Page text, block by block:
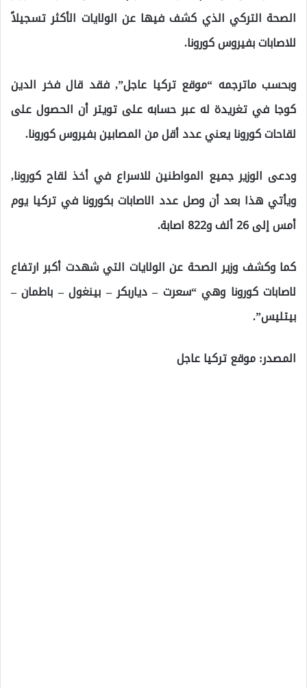
الصحة التركي الذي كشف فيها عن الولايات الأكثر تسجيلاً
للاصابات بفيروس كورونا.
وبحسب ماترجمه “موقع تركيا عاجل”, فقد قال فخر الدين
كوجا في تغريدة له عبر حسابه على تويتر أن الحصول على
لقاحات كورونا يعني عدد أقل من المصابين بفيروس كورونا.
ودعى الوزير جميع المواطنين للاسراع في أخذ لقاح كورونا,
ويأتي هذا بعد أن وصل عدد الاصابات بكورونا في تركيا يوم
أمس إلى 26 ألف و822 اصابة.
كما وكشف وزير الصحة عن الولايات التي شهدت أكبر ارتفاع
لاصابات كورونا وهي “سعرت – دياربكر – بينغول – باطمان –
بيتليس”.
المصدر: موقع تركيا عاجل